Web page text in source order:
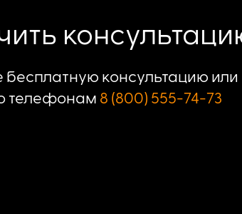
бесплатную консультацию
телефонам 8 (800) 555-74-73